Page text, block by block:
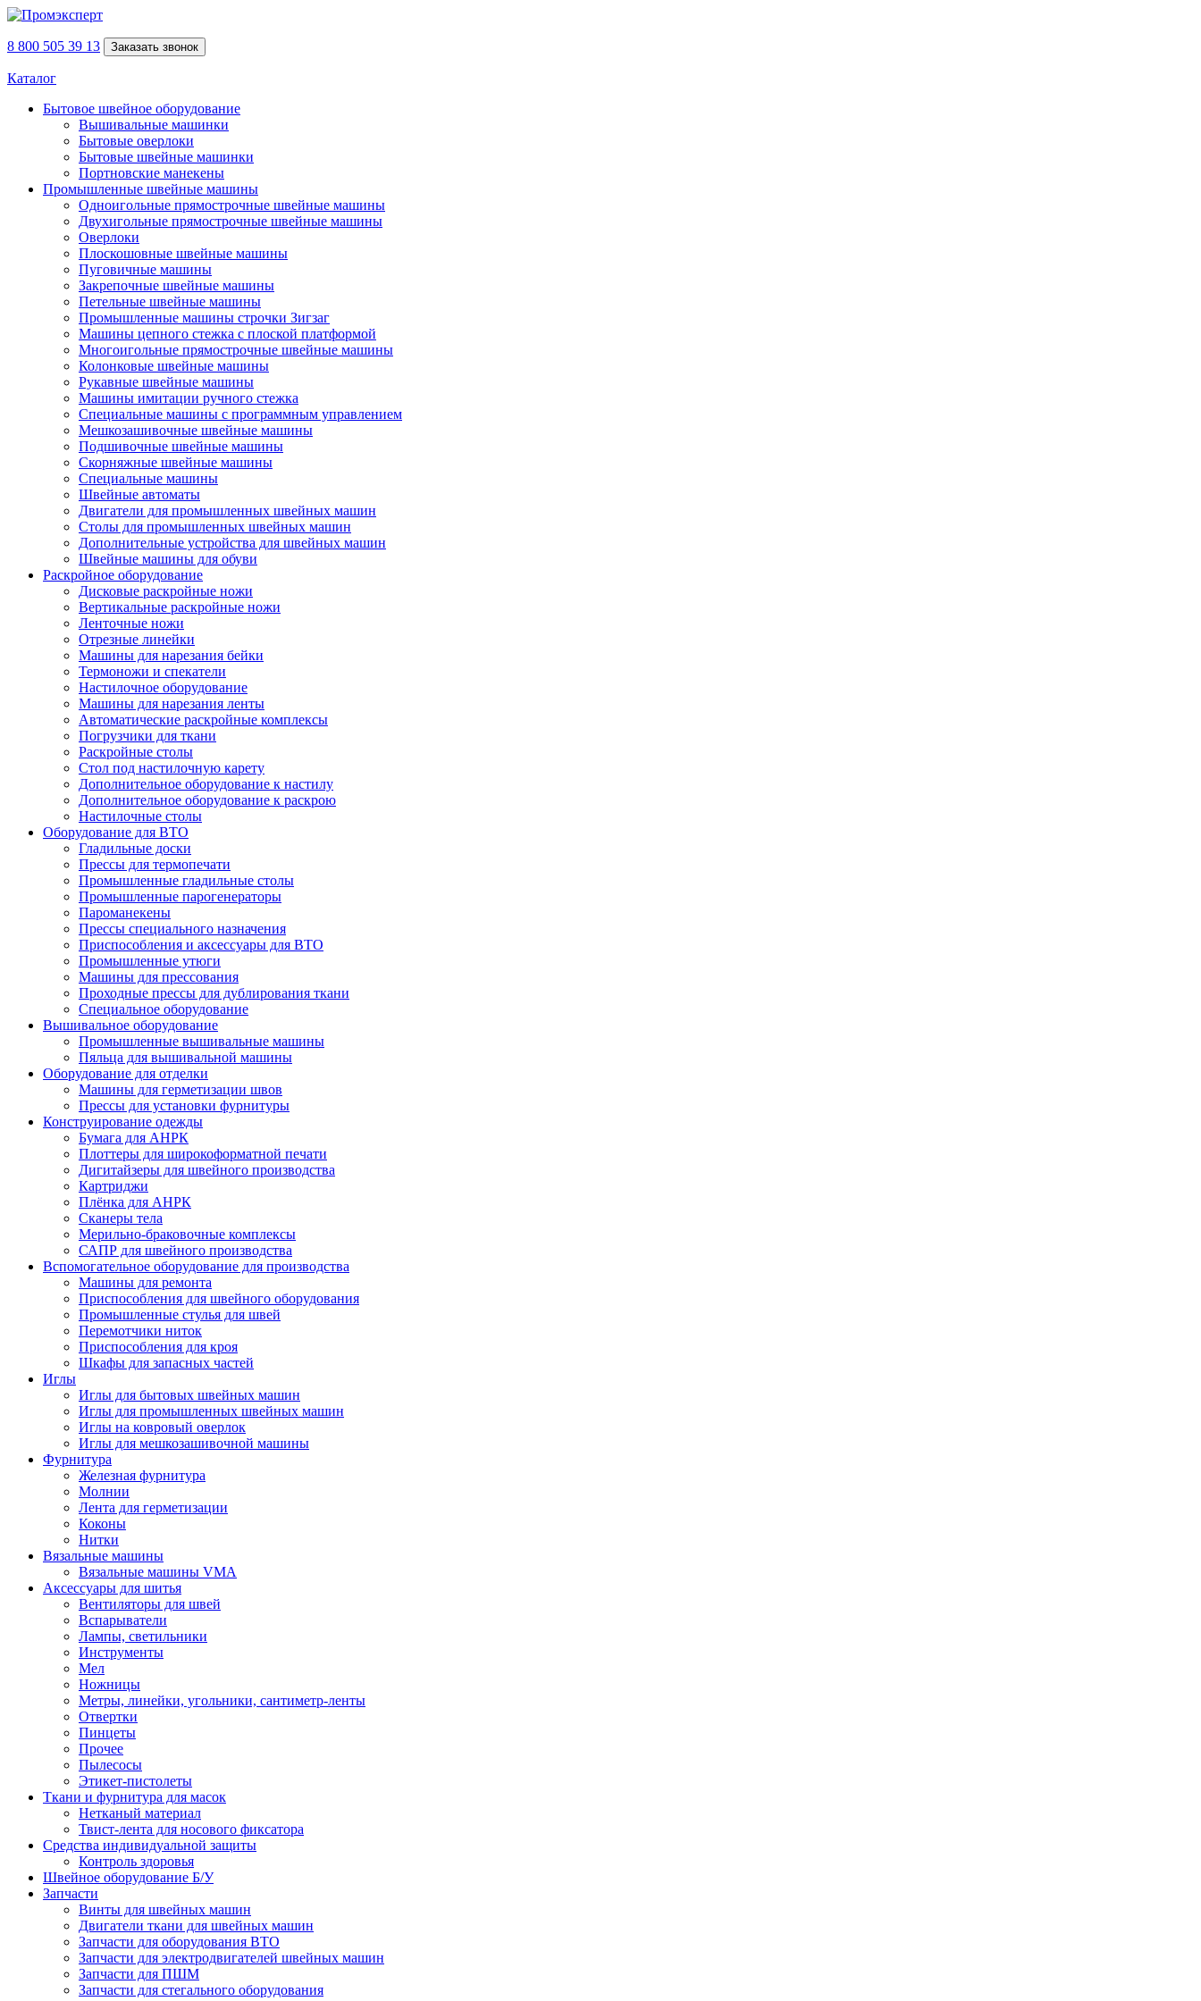
8 800 505 39 13 Заказать звонок
Каталог
Бытовое швейное оборудование
Вышивальные машинки
Бытовые оверлоки
Бытовые швейные машинки
Портновские манекены
Промышленные швейные машины
Одноигольные прямострочные швейные машины
Двухигольные прямострочные швейные машины
Оверлоки
Плоскошовные швейные машины
Пуговичные машины
Закрепочные швейные машины
Петельные швейные машины
Промышленные машины строчки Зигзаг
Машины цепного стежка с плоской платформой
Многоигольные прямострочные швейные машины
Колонковые швейные машины
Рукавные швейные машины
Машины имитации ручного стежка
Специальные машины с программным управлением
Мешкозашивочные швейные машины
Подшивочные швейные машины
Скорняжные швейные машины
Специальные машины
Швейные автоматы
Двигатели для промышленных швейных машин
Столы для промышленных швейных машин
Дополнительные устройства для швейных машин
Швейные машины для обуви
Раскройное оборудование
Дисковые раскройные ножи
Вертикальные раскройные ножи
Ленточные ножи
Отрезные линейки
Машины для нарезания бейки
Термоножи и спекатели
Настилочное оборудование
Машины для нарезания ленты
Автоматические раскройные комплексы
Погрузчики для ткани
Раскройные столы
Стол под настилочную карету
Дополнительное оборудование к настилу
Дополнительное оборудование к раскрою
Настилочные столы
Оборудование для ВТО
Гладильные доски
Прессы для термопечати
Промышленные гладильные столы
Промышленные парогенераторы
Пароманекены
Прессы специального назначения
Приспособления и аксессуары для ВТО
Промышленные утюги
Машины для прессования
Проходные прессы для дублирования ткани
Специальное оборудование
Вышивальное оборудование
Промышленные вышивальные машины
Пяльца для вышивальной машины
Оборудование для отделки
Машины для герметизации швов
Прессы для установки фурнитуры
Конструирование одежды
Бумага для АНРК
Плоттеры для широкоформатной печати
Дигитайзеры для швейного производства
Картриджи
Плёнка для АНРК
Сканеры тела
Мерильно-браковочные комплексы
САПР для швейного производства
Вспомогательное оборудование для производства
Машины для ремонта
Приспособления для швейного оборудования
Промышленные стулья для швей
Перемотчики ниток
Приспособления для кроя
Шкафы для запасных частей
Иглы
Иглы для бытовых швейных машин
Иглы для промышленных швейных машин
Иглы на ковровый оверлок
Иглы для мешкозашивочной машины
Фурнитура
Железная фурнитура
Молнии
Лента для герметизации
Коконы
Нитки
Вязальные машины
Вязальные машины VMA
Аксессуары для шитья
Вентиляторы для швей
Вспарыватели
Лампы, светильники
Инструменты
Мел
Ножницы
Метры, линейки, угольники, сантиметр-ленты
Отвертки
Пинцеты
Прочее
Пылесосы
Этикет-пистолеты
Ткани и фурнитура для масок
Нетканый материал
Твист-лента для носового фиксатора
Средства индивидуальной защиты
Контроль здоровья
Швейное оборудование Б/У
Запчасти
Винты для швейных машин
Двигатели ткани для швейных машин
Запчасти для оборудования ВТО
Запчасти для электродвигателей швейных машин
Запчасти для ПШМ
Запчасти для стегального оборудования